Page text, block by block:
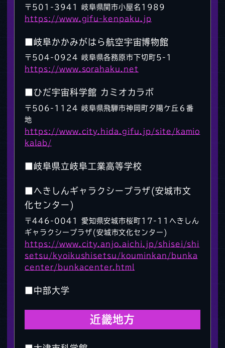
〒501-3941 岐阜県関市小屋名1989
https://www.gifu-kenpaku.jp
■岐阜かかみがはら航空宇宙博物館
〒504-0924 岐阜県各務原市下切町5-1
https://www.sorahaku.net
■ひだ宇宙科学館 カミオカラボ
〒506-1124 岐阜県飛騨市神岡町夕陽ケ丘６番
地
https://www.city.hida.gifu.jp/site/kamio
kalab/
■岐阜県立岐阜工業高等学校
■へきしんギャラクシープラザ(安城市文
化センター)
〒446-0041 愛知県安城市桜町17-11へきしん
ギャラクシープラザ(安城市文化センター)
https://www.city.anjo.aichi.jp/shisei/shi
setsu/kyoikushisetsu/kouminkan/bunka
center/bunkacenter.html
■中部大学
近畿地方